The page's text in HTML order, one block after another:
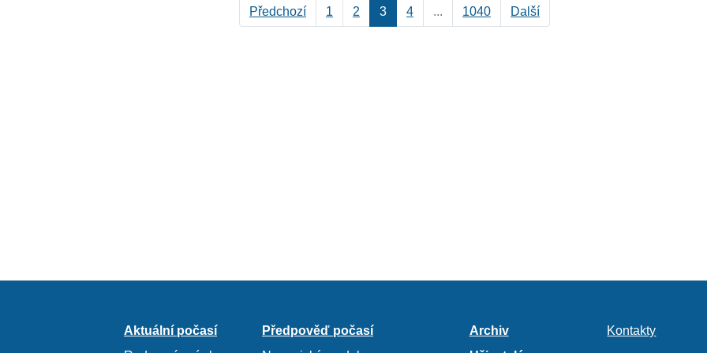
Předchozí 1 2 3 4 ... 1040 Další
Aktuální počasí
Předpověď počasí
Archiv
Kontakty